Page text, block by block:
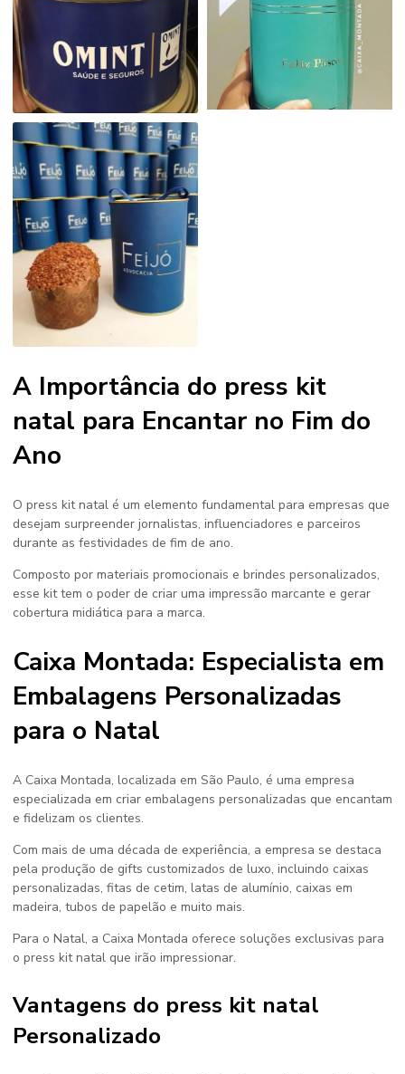
A Importância do press kit
natal para Encantar no Fim do
Ano
O press kit natal é um elemento fundamental para empresas que
desejam surpreender jornalistas, influenciadores e parceiros
durante as festividades de fim de ano.
Composto por materiais promocionais e brindes personalizados,
esse kit tem o poder de criar uma impressão marcante e gerar
cobertura midiática para a marca.
Caixa Montada: Especialista em
Embalagens Personalizadas
para o Natal
A Caixa Montada, localizada em São Paulo, é uma empresa
especializada em criar embalagens personalizadas que encantam
e fidelizam os clientes.
Com mais de uma década de experiência, a empresa se destaca
pela produção de gifts customizados de luxo, incluindo caixas
personalizadas, fitas de cetim, latas de alumínio, caixas em
madeira, tubos de papelão e muito mais.
Para o Natal, a Caixa Montada oferece soluções exclusivas para
o press kit natal que irão impressionar.
Vantagens do press kit natal
Personalizado